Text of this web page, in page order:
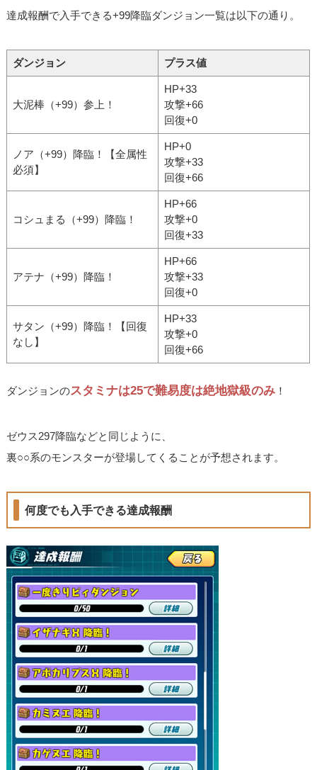
達成報酬で入手できる+99降臨ダンジョン一覧は以下の通り。
ダンジョン プラス値
大泥棒（+99）参上！
HP+33
攻撃+66
回復+0
ノア（+99）降臨！【全属性
必須】
HP+0
攻撃+33
回復+66
コシュまる（+99）降臨！
HP+66
攻撃+0
回復+33
アテナ（+99）降臨！
HP+66
攻撃+33
回復+0
サタン（+99）降臨！【回復
なし】
HP+33
攻撃+0
回復+66
ダンジョンのスタミナは25で難易度は絶地獄級のみ ！
ゼウス297降臨などと同じように、
裏○○系のモンスターが登場してくることが予想されます。
何度でも入手できる達成報酬